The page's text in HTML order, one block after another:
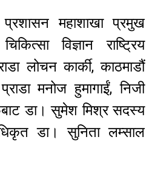
प्रशासन महाशाखा प्रमुख
विज्ञान राष्ट्रिय
लोचन कार्की, काठमाडौं
मनोज हुमागाईं, निजी
डा। सुमेश मिश्र सदस्य
डा। सुनिता लम्साल